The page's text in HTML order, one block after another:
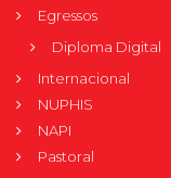
Egressos
Diploma Digital
Internacional
NUPHIS
NAPI
Pastoral